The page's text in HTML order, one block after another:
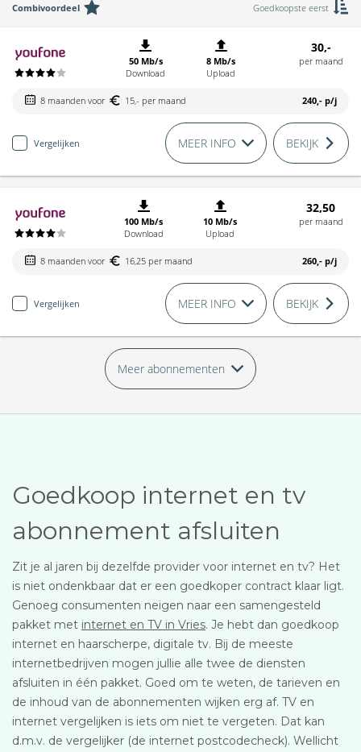
Combivoordeel Goedkoopste eerst
50 Mb/s
Download
8 Mb/s
Upload
30,-
per maand
8 maanden voor 15,- per maand 240,- p/j
Vergelijken MEER INFO BEKIJK
100 Mb/s
Download
10 Mb/s
Upload
32,50
per maand
8 maanden voor 16,25 per maand 260,- p/j
Vergelijken MEER INFO BEKIJK
Meer abonnementen
Goedkoop internet en tv
abonnement afsluiten
Zit je al jaren bij dezelfde provider voor internet en tv? Het
is niet ondenkbaar dat er een goedkoper contract klaar ligt.
Genoeg consumenten neigen naar een samengesteld
pakket met internet en TV in Vries. Je hebt dan goedkoop
internet en haarscherpe, digitale tv. Bij de meeste
internetbedrijven mogen jullie alle twee de diensten
afsluiten in één pakket. Goed om te weten, de tarieven en
de inhoud van de abonnementen wijken erg af. TV en
internet vergelijken is iets om niet te vergeten. Dat kan
d.m.v. de vergelijker (de internet postcodecheck). Wellicht